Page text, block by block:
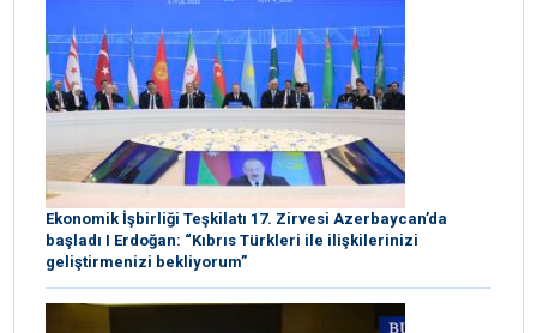
Ekonomik İşbirliği Teşkilatı 17. Zirvesi Azerbaycan’da
başladı I Erdoğan: “Kıbrıs Türkleri ile ilişkilerinizi
geliştirmenizi bekliyorum”